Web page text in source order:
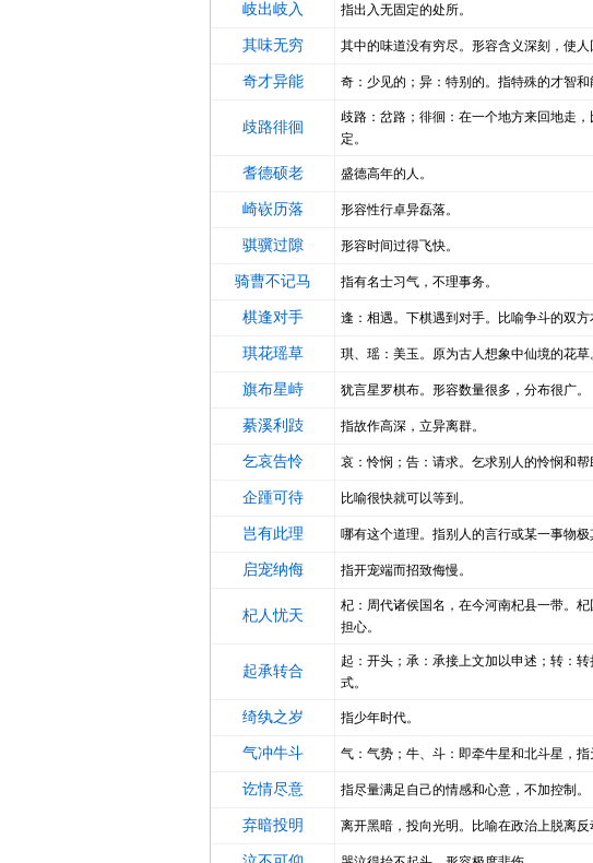
岐出岐入 指出入无固定的处所。
其味无穷 其中的味道没有穷尽。形容含义深刻，使人
奇才异能 奇：少见的；异：特别的。指特殊的才智和
歧路徘徊
歧路：岔路；徘徊：在一个地方来回地走
定。
耆德硕老 盛德高年的人。
崎嵚历落 形容性行卓异磊落。
骐骥过隙 形容时间过得飞快。
骑曹不记马 指有名士习气，不理事务。
棋逢对手 逢：相遇。下棋遇到对手。比喻争斗的双方
琪花瑶草 琪、瑶：美玉。原为古人想象中仙境的花草
旗布星峙 犹言星罗棋布。形容数量很多，分布很广。
綦溪利跂 指故作高深，立异离群。
乞哀告怜 哀：怜悯；告：请求。乞求别人的怜悯和帮
企踵可待 比喻很快就可以等到。
岂有此理 哪有这个道理。指别人的言行或某一事物极
启宠纳侮 指开宠端而招致侮慢。
杞人忧天
杞：周代诸侯国名，在今河南杞县一带。
担心。
起承转合
起：开头；承：承接上文加以申述；转：
式。
绮纨之岁 指少年时代。
气冲牛斗 气：气势；牛、斗：即牵牛星和北斗星，指
讫情尽意 指尽量满足自己的情感和心意，不加控制。
弃暗投明 离开黑暗，投向光明。比喻在政治上脱离反